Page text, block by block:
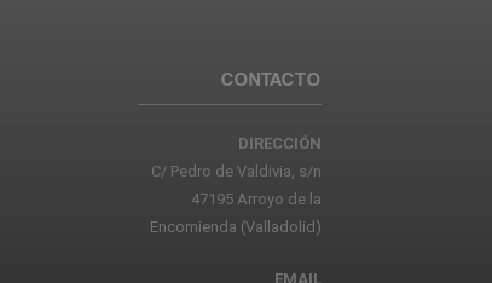
CONTACTO
DIRECCIÓN
C/ Pedro de Valdivia, s/n
47195 Arroyo de la
Encomienda (Valladolid)
EMAIL